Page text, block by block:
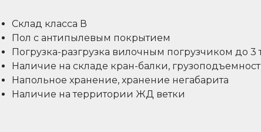
Склад класса В
Пол с антипылевым покрытием
Погрузка-разгрузка вилочным погрузчиком до 3
Наличие на складе кран-балки,
Напольное хранение, хранение негабарита
Наличие на территории ЖД ветки